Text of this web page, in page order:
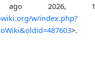
2026,
w/index.php?
>.